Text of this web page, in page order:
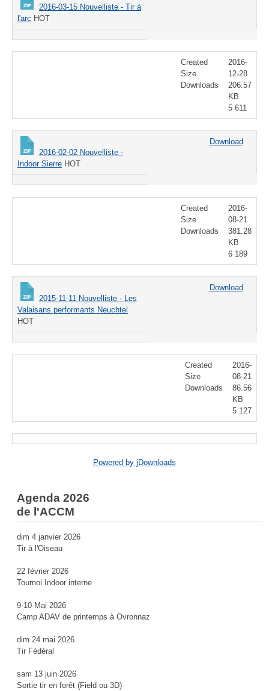
2016-03-15 Nouvelliste - Tir à
l'arc HOT
Created
Size
Downloads
2016-
12-28
206.57
KB
5 611
2016-02-02 Nouvelliste -
Indoor Sierre HOT
Download
Created
Size
Downloads
2016-
08-21
381.28
KB
6 189
2015-11-11 Nouvelliste - Les
Valaisans performants Neuchtel
HOT
Download
Created
Size
Downloads
2016-
08-21
86.56
KB
5 127
Powered by jDownloads
Agenda 2026
de l'ACCM
dim 4 janvier 2026
Tir à l'Oiseau
22 février 2026
Tournoi Indoor interne
9-10 Mai 2026
Camp ADAV de printemps à Ovronnaz
dim 24 mai 2026
Tir Fédéral
sam 13 juin 2026
Sortie tir en forêt (Field ou 3D)